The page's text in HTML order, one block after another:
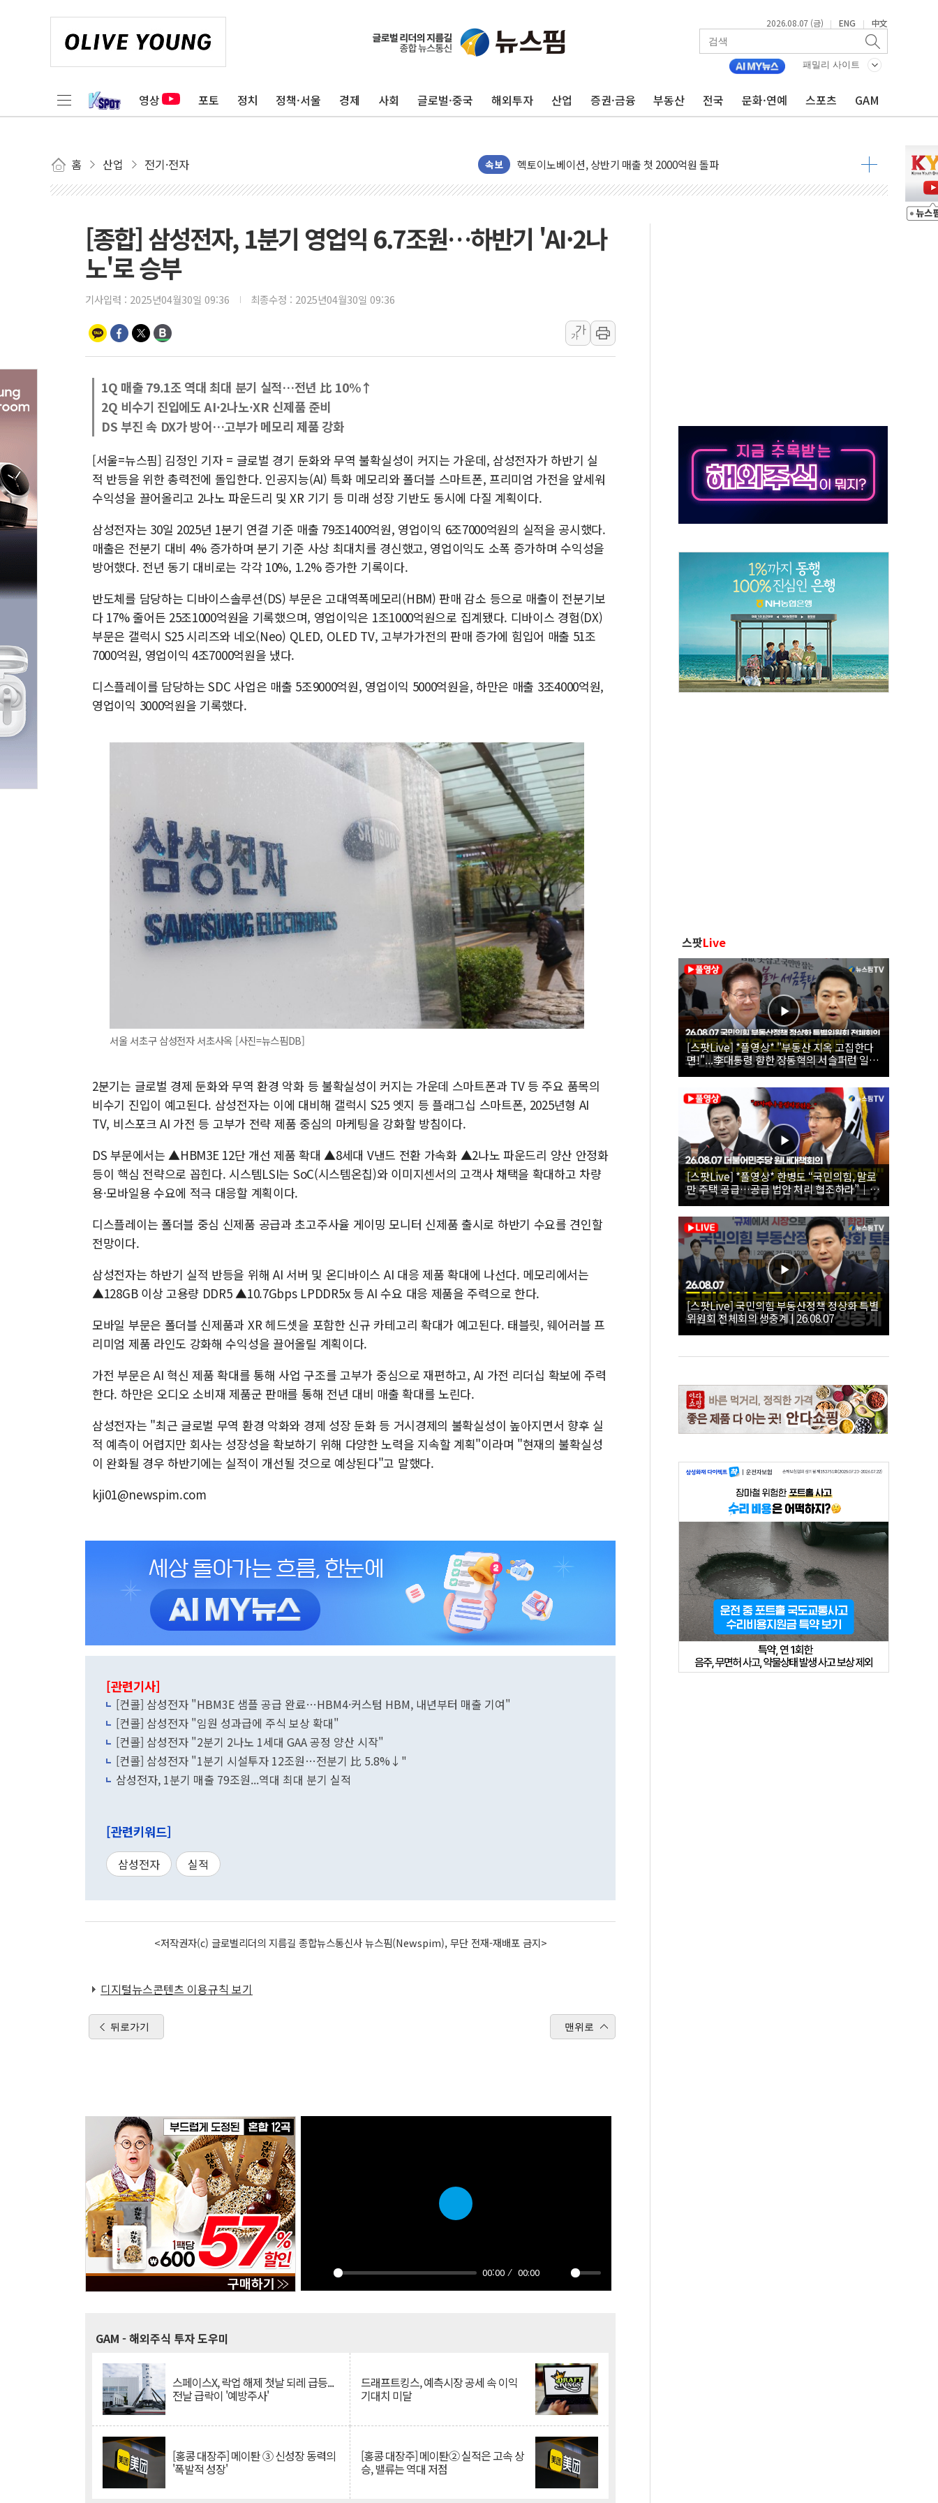
2026.08.07 (금) | ENG | 中文
패밀리 사이트
영상 포토 정치 정책·서울 경제 사회 글로벌·중국 해외투자 산업 증권·금융 부동산 전국 문화·연예 스포츠 GAM
홈 산업 전기·전자 속보
청도 문수리 야산서 산불 진화 중...진화헬기 3대 투입
'해병 순직 책임' 임성근 전 사단장 항소심도 징역 3년
우리은행, 고창해상풍력에 4000억 금융 지원
NH농협은행, 모두투어 제휴 여행적금 완판
하나금융이 쏘아 올린 CIFO, 금융지주 포용금융 조직개편 신호탄
종합특검, '尹 관저 이전 감사 무마' 유병호 구속 기소
유니슨 "국내생산세액공제·인증제도 개선 수혜 기대"
창호 교체하다 난간 무너져…대전서 50대 일용직 추락 사망
오렌지플래닛 창업재단, 스타트업 지원 프로그램 성료
경찰, '300억대 사기 혐의' 차가원 대표 구속 송치
[종합] 삼성전자, 1분기 영업익 6.7조원…하반기 'AI·2나
노'로 승부
기사입력 : 2025년04월30일 09:36 최종수정 : 2025년04월30일 09:36
가
가
1Q 매출 79.1조 역대 최대 분기 실적…전년 比 10%↑
2Q 비수기 진입에도 AI·2나노·XR 신제품 준비
DS 부진 속 DX가 방어…고부가 메모리 제품 강화
[서울=뉴스핌] 김정인 기자 = 글로벌 경기 둔화와 무역 불확실성이 커지는 가운데, 삼성전자가 하반기 실
적 반등을 위한 총력전에 돌입한다. 인공지능(AI) 특화 메모리와 폴더블 스마트폰, 프리미엄 가전을 앞세워
수익성을 끌어올리고 2나노 파운드리 및 XR 기기 등 미래 성장 기반도 동시에 다질 계획이다.
삼성전자는 30일 2025년 1분기 연결 기준 매출 79조1400억원, 영업이익 6조7000억원의 실적을 공시했다.
매출은 전분기 대비 4% 증가하며 분기 기준 사상 최대치를 경신했고, 영업이익도 소폭 증가하며 수익성을
방어했다. 전년 동기 대비로는 각각 10%, 1.2% 증가한 기록이다.
반도체를 담당하는 디바이스솔루션(DS) 부문은 고대역폭메모리(HBM) 판매 감소 등으로 매출이 전분기보
다 17% 줄어든 25조1000억원을 기록했으며, 영업이익은 1조1000억원으로 집계됐다. 디바이스 경험(DX)
부문은 갤럭시 S25 시리즈와 네오(Neo) QLED, OLED TV, 고부가가전의 판매 증가에 힘입어 매출 51조
7000억원, 영업이익 4조7000억원을 냈다.
디스플레이를 담당하는 SDC 사업은 매출 5조9000억원, 영업이익 5000억원을, 하만은 매출 3조4000억원,
영업이익 3000억원을 기록했다.
서울 서초구 삼성전자 서초사옥 [사진=뉴스핌DB]
2분기는 글로벌 경제 둔화와 무역 환경 악화 등 불확실성이 커지는 가운데 스마트폰과 TV 등 주요 품목의
비수기 진입이 예고된다. 삼성전자는 이에 대비해 갤럭시 S25 엣지 등 플래그십 스마트폰, 2025년형 AI
TV, 비스포크 AI 가전 등 고부가 전략 제품 중심의 마케팅을 강화할 방침이다.
DS 부문에서는 ▲HBM3E 12단 개선 제품 확대 ▲8세대 V낸드 전환 가속화 ▲2나노 파운드리 양산 안정화
등이 핵심 전략으로 꼽힌다. 시스템LSI는 SoC(시스템온칩)와 이미지센서의 고객사 채택을 확대하고 차량
용·모바일용 수요에 적극 대응할 계획이다.
디스플레이는 폴더블 중심 신제품 공급과 초고주사율 게이밍 모니터 신제품 출시로 하반기 수요를 견인할
전망이다.
삼성전자는 하반기 실적 반등을 위해 AI 서버 및 온디바이스 AI 대응 제품 확대에 나선다. 메모리에서는
▲128GB 이상 고용량 DDR5 ▲10.7Gbps LPDDR5x 등 AI 수요 대응 제품을 주력으로 한다.
모바일 부문은 폴더블 신제품과 XR 헤드셋을 포함한 신규 카테고리 확대가 예고된다. 태블릿, 웨어러블 프
리미엄 제품 라인도 강화해 수익성을 끌어올릴 계획이다.
가전 부문은 AI 혁신 제품 확대를 통해 사업 구조를 고부가 중심으로 재편하고, AI 가전 리더십 확보에 주력
한다. 하만은 오디오 소비재 제품군 판매를 통해 전년 대비 매출 확대를 노린다.
삼성전자는 "최근 글로벌 무역 환경 악화와 경제 성장 둔화 등 거시경제의 불확실성이 높아지면서 향후 실
적 예측이 어렵지만 회사는 성장성을 확보하기 위해 다양한 노력을 지속할 계획"이라며 "현재의 불확실성
이 완화될 경우 하반기에는 실적이 개선될 것으로 예상된다"고 말했다.
kji01@newspim.com
[관련기사]
[컨콜] 삼성전자 "HBM3E 샘플 공급 완료…HBM4·커스텀 HBM, 내년부터 매출 기여"
[컨콜] 삼성전자 "임원 성과급에 주식 보상 확대"
[컨콜] 삼성전자 "2분기 2나노 1세대 GAA 공정 양산 시작"
[컨콜] 삼성전자 "1분기 시설투자 12조원…전분기 比 5.8%↓"
삼성전자, 1분기 매출 79조원...역대 최대 분기 실적
[관련키워드]
삼성전자 실적
<저작권자(c) 글로벌리더의 지름길 종합뉴스통신사 뉴스핌(Newspim), 무단 전재-재배포 금지>
디지털뉴스콘텐츠 이용규칙 보기
뒤로가기 맨위로
Play
00:00 00:00
Mute
Play
GAM - 해외주식 투자 도우미
스페이스X, 락업 해제 첫날 되레 급등...
전날 급락이 '예방주사'
드래프트킹스, 예측시장 공세 속 이익
기대치 미달
[홍콩 대장주] 메이퇀 ③ 신성장 동력의
'폭발적 성장'
[홍콩 대장주] 메이퇀② 실적은 고속 상
승, 밸류는 역대 저점
스팟Live
[스팟Live] *풀영상* "부동산 지옥 고집한다
면!"...李대통령 향한 장동혁의 서슬퍼런 일갈
| 26.08.07 국민의힘 부동산정책 정상화 특별
위원회 전체회의
[스팟Live] *풀영상* 한병도 “국민의힘, 말로
만 주택 공급…공급 법안 처리 협조하라”｜
26.08.07 더불어민주당 원내대책회의
[스팟Live] 국민의힘 부동산정책 정상화 특별
위원회 전체회의 생중계 | 26.08.07